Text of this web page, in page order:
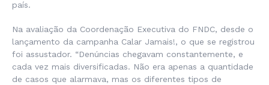
país.
Na avaliação da Coordenação Executiva do FNDC, desde o
lançamento da campanha Calar Jamais!, o que se registrou
foi assustador. “Denúncias chegavam constantemente, e
cada vez mais diversificadas. Não era apenas a quantidade
de casos que alarmava, mas os diferentes tipos de